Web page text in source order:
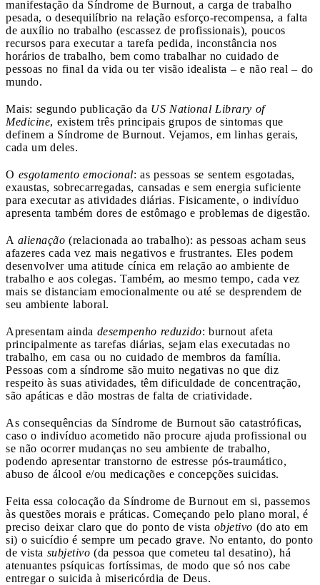
manifestação da Síndrome de Burnout, a carga de trabalho
pesada, o desequilíbrio na relação esforço-recompensa, a falta
de auxílio no trabalho (escassez de profissionais), poucos
recursos para executar a tarefa pedida, inconstância nos
horários de trabalho, bem como trabalhar no cuidado de
pessoas no final da vida ou ter visão idealista – e não real – do
mundo.
Mais: segundo publicação da US National Library of
Medicine, existem três principais grupos de sintomas que
definem a Síndrome de Burnout. Vejamos, em linhas gerais,
cada um deles.
O esgotamento emocional: as pessoas se sentem esgotadas,
exaustas, sobrecarregadas, cansadas e sem energia suficiente
para executar as atividades diárias. Fisicamente, o indivíduo
apresenta também dores de estômago e problemas de digestão.
A alienação (relacionada ao trabalho): as pessoas acham seus
afazeres cada vez mais negativos e frustrantes. Eles podem
desenvolver uma atitude cínica em relação ao ambiente de
trabalho e aos colegas. Também, ao mesmo tempo, cada vez
mais se distanciam emocionalmente ou até se desprendem de
seu ambiente laboral.
Apresentam ainda desempenho reduzido: burnout afeta
principalmente as tarefas diárias, sejam elas executadas no
trabalho, em casa ou no cuidado de membros da família.
Pessoas com a síndrome são muito negativas no que diz
respeito às suas atividades, têm dificuldade de concentração,
são apáticas e dão mostras de falta de criatividade.
As consequências da Síndrome de Burnout são catastróficas,
caso o indivíduo acometido não procure ajuda profissional ou
se não ocorrer mudanças no seu ambiente de trabalho,
podendo apresentar transtorno de estresse pós-traumático,
abuso de álcool e/ou medicações e concepções suicidas.
Feita essa colocação da Síndrome de Burnout em si, passemos
às questões morais e práticas. Começando pelo plano moral, é
preciso deixar claro que do ponto de vista objetivo (do ato em
si) o suicídio é sempre um pecado grave. No entanto, do ponto
de vista subjetivo (da pessoa que cometeu tal desatino), há
atenuantes psíquicas fortíssimas, de modo que só nos cabe
entregar o suicida à misericórdia de Deus.